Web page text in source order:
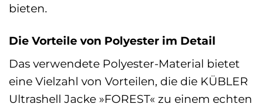
bieten.
Die Vorteile von Polyester im Detail
Das verwendete Polyester-Material bietet
eine Vielzahl von Vorteilen, die die KÜBLER
Ultrashell Jacke »FOREST« zu einem echten